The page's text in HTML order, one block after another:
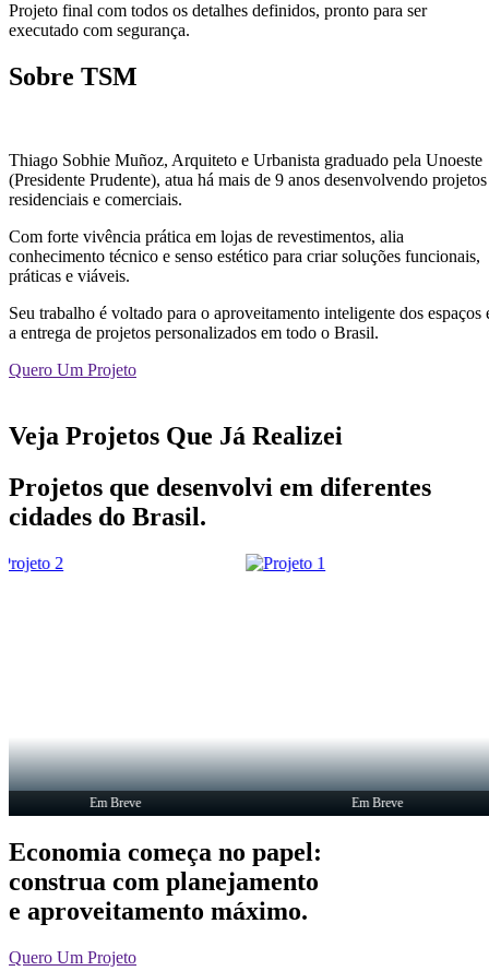
Projeto final com todos os detalhes definidos, pronto para ser
executado com segurança.
Sobre TSM
Thiago Sobhie Muñoz, Arquiteto e Urbanista graduado pela Unoeste
(Presidente Prudente), atua há mais de 9 anos desenvolvendo projetos
residenciais e comerciais.
Com forte vivência prática em lojas de revestimentos, alia
conhecimento técnico e senso estético para criar soluções funcionais,
práticas e viáveis.
Seu trabalho é voltado para o aproveitamento inteligente dos espaços
a entrega de projetos personalizados em todo o Brasil.
Quero Um Projeto
Veja Projetos Que Já Realizei
Projetos que desenvolvi em diferentes
cidades do Brasil.
Em Breve Em Breve
Economia começa no papel:
construa com planejamento
e aproveitamento máximo.
Quero Um Projeto